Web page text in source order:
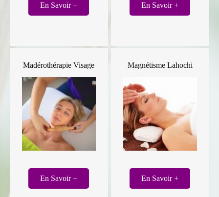
En Savoir + En Savoir +
Madérothérapie Visage
En Savoir +
Magnétisme Lahochi
En Savoir +